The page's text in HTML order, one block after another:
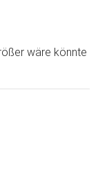
wäre könnte